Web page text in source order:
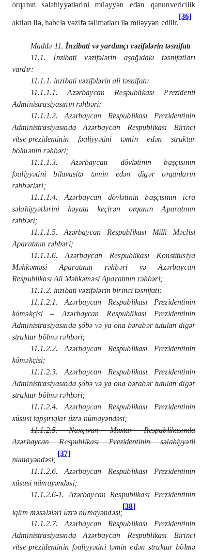
orqanın səlahiyyətlərini müəyyən edən qanunvericilik
aktları ilə, habelə vəzifə təlimatları ilə müəyyən edilir.
[36]
Maddə 11. İnzibati və yardımçı vəzifələrin təsnifatı
11.1. İnzibati vəzifələrin aşağıdakı təsnifatları
vardır:
11.1.1. inzibati vəzifələrin ali təsnifatı:
11.1.1.1. Azərbaycan Respublikası Prezidenti
Administrasiyasının rəhbəri;
11.1.1.2. Azərbaycan Respublikası Prezidentinin
Administrasiyasında Azərbaycan Respublikası Birinci
vitse-prezidentinin fəaliyyətini təmin edən struktur
bölmənin rəhbəri;
11.1.1.3. Azərbaycan dövlətinin başçısının
fəaliyyətini bilavasitə təmin edən digər orqanların
rəhbərləri;
11.1.1.4. Azərbaycan dövlətinin başçısının icra
səlahiyyətlərini həyata keçirən orqanın Aparatının
rəhbəri;
11.1.1.5. Azərbaycan Respublikası Milli Məclisi
Aparatının rəhbəri;
11.1.1.6. Azərbaycan Respublikası Konstitusiya
Məhkəməsi Aparatının rəhbəri və Azərbaycan
Respublikası Ali Məhkəməsi Aparatının rəhbəri;
11.1.2. inzibati vəzifələrin birinci təsnifatı:
11.1.2.1. Azərbaycan Respublikası Prezidentinin
köməkçisi – Azərbaycan Respublikası Prezidentinin
Administrasiyasında şöbə və ya ona bərabər tutulan digər
struktur bölmə rəhbəri;
11.1.2.2. Azərbaycan Respublikası Prezidentinin
köməkçisi;
11.1.2.3. Azərbaycan Respublikası Prezidentinin
Administrasiyasında şöbə və ya ona bərabər tutulan digər
struktur bölmə rəhbəri;
11.1.2.4. Azərbaycan Respublikası Prezidentinin
xüsusi tapşırıqlar üzrə nümayəndəsi;
11.1.2.5. Naxçıvan Muxtar Respublikasında
Azərbaycan Respublikası Prezidentinin səlahiyyətli
nümayəndəsi;
[37]
11.1.2.6. Azərbaycan Respublikası Prezidentinin
xüsusi nümayəndəsi;
11.1.2.6-1. Azərbaycan Respublikası Prezidentinin
iqlim məsələləri üzrə nümayəndəsi;
[38]
11.1.2.7. Azərbaycan Respublikası Prezidentinin
Administrasiyasında Azərbaycan Respublikası Birinci
vitse-prezidentinin fəaliyyətini təmin edən struktur bölmə